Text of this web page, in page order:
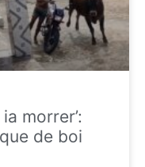
morrer’:
de boi